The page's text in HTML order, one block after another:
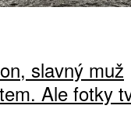
slavný muž
Ale fotky